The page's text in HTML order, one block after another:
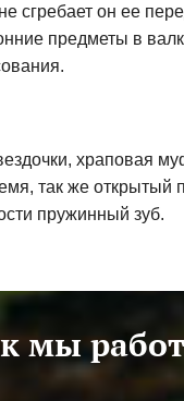
сгребает он ее
предметы в
храповая
так же
пружинный зуб.
мы